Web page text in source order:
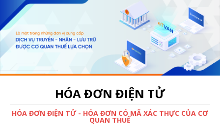
HÓA ĐƠN ĐIỆN TỬ
HÓA ĐƠN ĐIỆN TỬ - HÓA ĐƠN CÓ MÃ XÁC THỰC CỦA CƠ
QUAN THUẾ